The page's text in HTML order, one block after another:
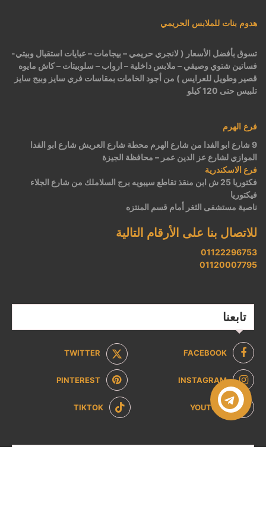
هدوم بنات للملابس الحريمي
تسوق بأفضل الأسعار ( لانجري حريمي – بيجامات – عبايات استقبال وبيتي-
فساتين شتوي وصيفي – ملابس داخلية – ارواب – سلوبيتات – كاش مايوه
قصير وطويل للعرايس ) من أجود الخامات بمقاسات فري سايز وبيج سايز
تلبيس حتى 120 كيلو
فرع الهرم
9 شارع ابو الفدا من شارع الهرم محطة شارع العريش شارع ابو الفدا
الموازي لشارع عز الدين عمر – محافظة الجيزة
فرع الاسكندرية
فكتوريا 25 ش ابن منقذ تقاطع سيبويه برج السلاملك من شارع الجلاء
فيكتوريا
ناصية مستشفى الثغر أمام قسم المنتزه
للاتصال بنا على الأرقام التالية
01122296753
01120007795
تابعنا
FACEBOOK
TWITTER
INSTAGRAM
PINTEREST
YOUTUBE
TIKTOK